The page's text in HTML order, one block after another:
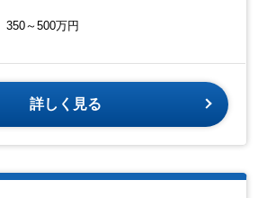
350～500万円
詳しく見る